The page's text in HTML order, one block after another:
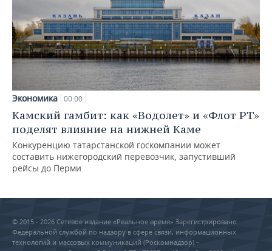
Экономика 00:00
Камский гамбит: как «Водолет» и «Флот РТ»
поделят влияние на нижней Каме
Конкуренцию татарстанской госкомпании может
составить нижегородский перевозчик, запустивший
рейсы до Перми
© 2015 - 2026 Сетевое издание «Реальное время» Зарегистрировано
Федеральной службой по надзору в сфере связи, информационных
технологий и массовых коммуникаций (Роскомнадзор) –